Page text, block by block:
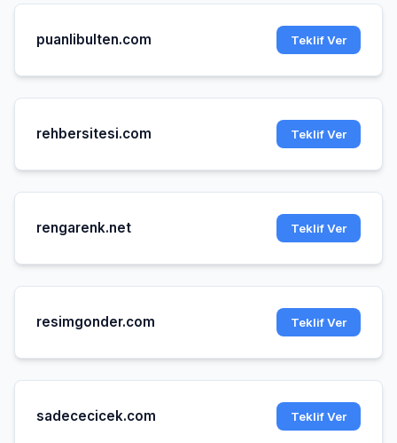
puanlibulten.com Teklif Ver
rehbersitesi.com Teklif Ver
rengarenk.net Teklif Ver
resimgonder.com Teklif Ver
sadececicek.com Teklif Ver